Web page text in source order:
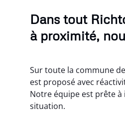
Dans tout
à proximité,
Sur toute la commune
est proposé avec
Notre équipe est prête
situation.